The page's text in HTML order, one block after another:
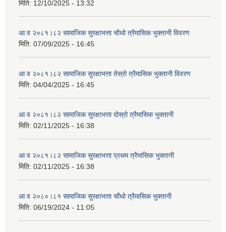
मिति: 12/10/2025 - 13:32
आ व २०८१।८२ सामाजिक सुरक्षाभत्ता चौथो त्रैमासिक भुक्तानी विवरण
मिति: 07/09/2025 - 16:45
आ व २०८१।८२ सामाजिक सुरक्षाभत्ता तेस्रो त्रैमासिक भुक्तानी विवरण
मिति: 04/04/2025 - 16:45
आ व २०८१।८२ सामाजिक सुरक्षाभत्ता दोस्रो त्रैमासिक भुक्तानी
मिति: 02/11/2025 - 16:38
आ व २०८१।८२ सामाजिक सुरक्षाभत्ता प्रथम त्रैमासिक भुक्तानी
मिति: 02/11/2025 - 16:38
आ व २०८०।८१ सामाजिक सुरक्षाभत्ता चौंथो त्रैमासिक भुक्तानी
मिति: 06/19/2024 - 11:05